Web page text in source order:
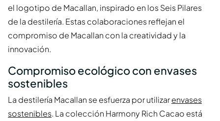
el logotipo de Macallan, inspirado en los Seis Pilares
de la destilería. Estas colaboraciones reflejan el
compromiso de Macallan con la creatividad y la
innovación.
Compromiso ecológico con envases
sostenibles
La destilería Macallan se esfuerza por utilizarenvases
sostenibles. La colección Harmony Rich Cacao está